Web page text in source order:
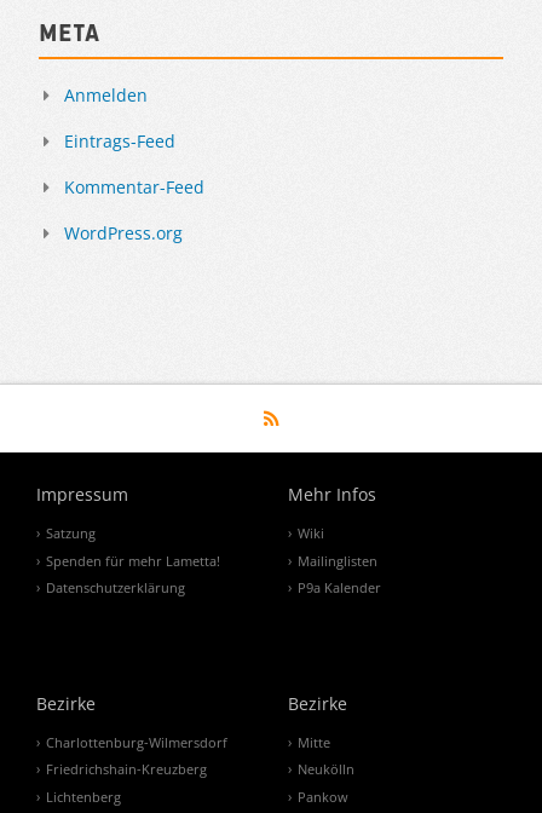
Meta
Anmelden
Eintrags-Feed
Kommentar-Feed
WordPress.org
Impressum
Satzung
Spenden für mehr Lametta!
Datenschutzerklärung
Mehr Infos
Wiki
Mailinglisten
P9a Kalender
Bezirke
Charlottenburg-Wilmersdorf
Friedrichshain-Kreuzberg
Lichtenberg
Bezirke
Mitte
Neukölln
Pankow